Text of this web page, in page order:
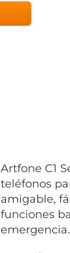
Artfone C1
teléfonos
amigable,
funciones
emergencia.